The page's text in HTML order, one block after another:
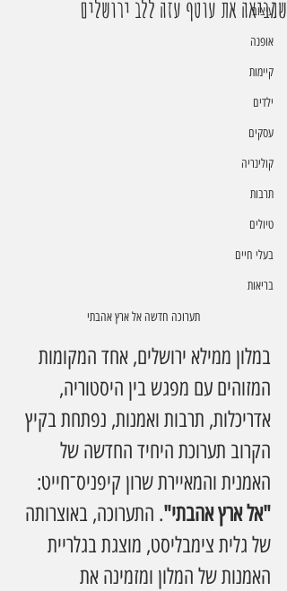
עיצוב
אופנה
קיימות
ילדים
עסקים
קולינריה
תרבות
טיולים
בעלי חיים
בריאות
שמביאה את עוטף עזה ללב ירושלים
תערוכה חדשה אל ארץ אהבתי
במלון ממילא ירושלים, אחד המקומות
המזוהים עם מפגש בין היסטוריה,
אדריכלות, תרבות ואמנות, נפתחת בקיץ
הקרוב תערוכת היחיד החדשה של
האמנית והמאיירת שרון קיפניס־חייט:
"אל ארץ אהבתי". התערוכה, באוצרותה
של גלית צימבליסט, מוצגת בגלריית
האמנות של המלון ומזמינה את